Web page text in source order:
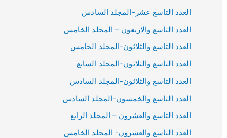
العدد التاسع عشر-المجلد السادس
العدد التاسع والاربعون – المجلد الخامس
العدد التاسع والثلاثون-المجلد الخامس
العدد التاسع والثلاثون-المجلد السابع
العدد التاسع والثلاثون-المجلد السادس
العدد التاسع والخمسون-المجلد السادس
العدد التاسع والعشرون – المجلد الرابع
العدد التاسع والعشرون- المجلد الخامس